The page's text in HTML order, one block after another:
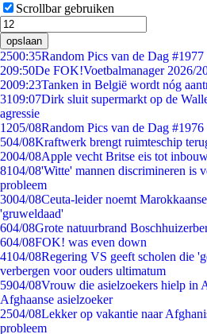
Scrollbar gebruiken
opslaan
2500:35Random Pics van de Dag #1977
209:50De FOK!Voetbalmanager 2026/
2009:23Tanken in België wordt nóg
3109:07Dirk sluit supermarkt op de
agressie
1205/08Random Pics van de Dag #1976
504/08Kraftwerk brengt ruimteschip
2004/08Apple vecht Britse eis tot
8104/08'Witte' mannen discrimineren is
probleem
3004/08Ceuta-leider noemt
'gruweldaad'
604/08Grote natuurbrand
604/08FOK! was even down
4104/08Regering VS geeft scholen die
verbergen voor ouders ultimatum
5904/08Vrouw die asielzoekers hielp in
Afghaanse asielzoeker
2504/08Lekker op vakantie naar
probleem